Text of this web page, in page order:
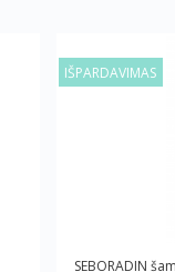
IŠPARDAVIMAS
SEBORADIN